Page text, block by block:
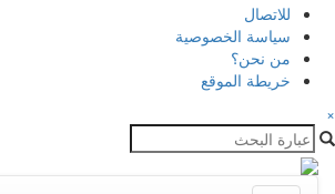
للاتصال
سياسة الخصوصية
من نحن؟
خريطة الموقع
×